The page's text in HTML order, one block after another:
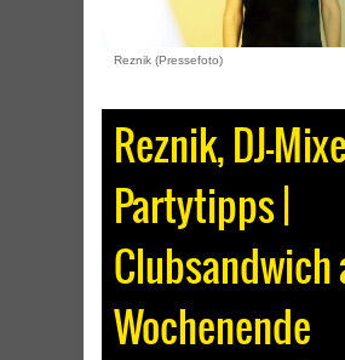
Reznik (Pressefoto)
Reznik, DJ-
Partytipps |
Clubsandwich
Wochenende